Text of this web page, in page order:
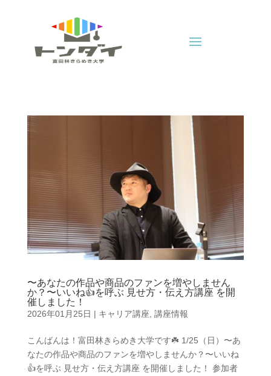
〜あなたの作品や商品のファンを増やしません
か？〜いいね👍を呼ぶ 見せ方・伝え方講座 を開
催しました！
2026年01月25日 | キャリア講座 講座情報
こんばんは！富田林きらめき大学です☘️ 1/25（日）〜あ
なたの作品や商品のファンを増やしませんか？〜いいね
👍を呼ぶ 見せ方・伝え方講座 を開催しました！ 参加者